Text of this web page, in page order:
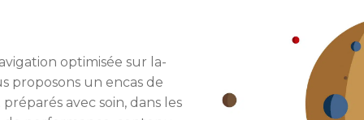
DE TRANSFORMATION
optimisée sur la-
proposons un encas de
avec soin, dans les